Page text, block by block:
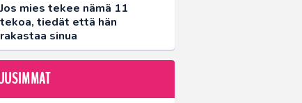
Jos mies tekee nämä 11
tekoa, tiedät että hän
rakastaa sinua